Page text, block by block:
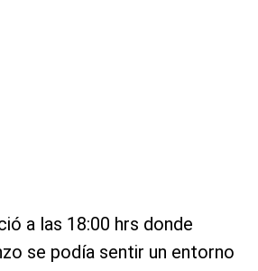
a las 18:00 hrs donde
se podía sentir un entorno